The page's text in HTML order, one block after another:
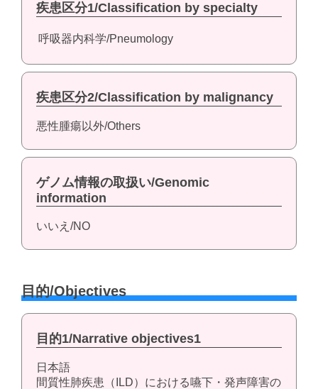
疾患区分1/Classification by specialty
呼吸器内科学/Pneumology
疾患区分2/Classification by malignancy
悪性腫瘍以外/Others
ゲノム情報の取扱い/Genomic
information
いいえ/NO
目的/Objectives
目的1/Narrative objectives1
日本語
間質性肺疾患（ILD）における嚥下・発声障害の